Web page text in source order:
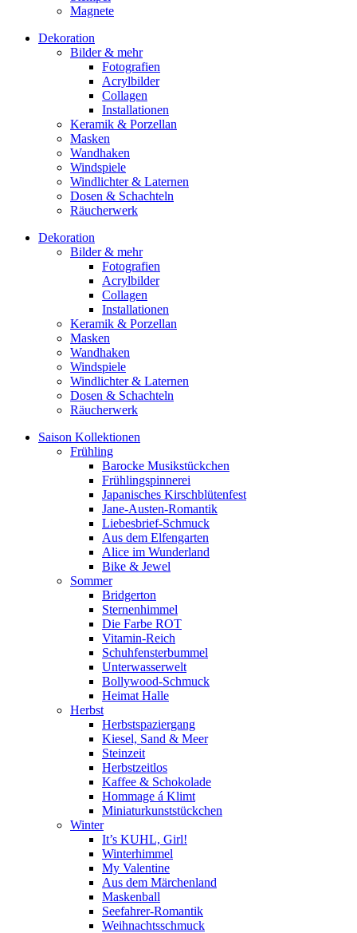
Magnete
Dekoration
Bilder & mehr
Fotografien
Acrylbilder
Collagen
Installationen
Keramik & Porzellan
Masken
Wandhaken
Windspiele
Windlichter & Laternen
Dosen & Schachteln
Räucherwerk
Dekoration
Bilder & mehr
Fotografien
Acrylbilder
Collagen
Installationen
Keramik & Porzellan
Masken
Wandhaken
Windspiele
Windlichter & Laternen
Dosen & Schachteln
Räucherwerk
Saison Kollektionen
Frühling
Barocke Musikstückchen
Frühlingspinnerei
Japanisches Kirschblütenfest
Jane-Austen-Romantik
Liebesbrief-Schmuck
Aus dem Elfengarten
Alice im Wunderland
Bike & Jewel
Sommer
Bridgerton
Sternenhimmel
Die Farbe ROT
Vitamin-Reich
Schuhfensterbummel
Unterwasserwelt
Bollywood-Schmuck
Heimat Halle
Herbst
Herbstspaziergang
Kiesel, Sand & Meer
Steinzeit
Herbstzeitlos
Kaffee & Schokolade
Hommage á Klimt
Miniaturkunststückchen
Winter
It’s KUHL, Girl!
Winterhimmel
My Valentine
Aus dem Märchenland
Maskenball
Seefahrer-Romantik
Weihnachtsschmuck